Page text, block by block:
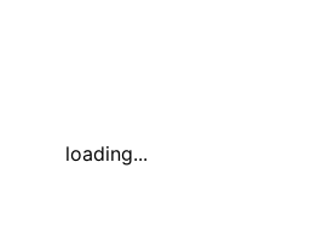
loading...